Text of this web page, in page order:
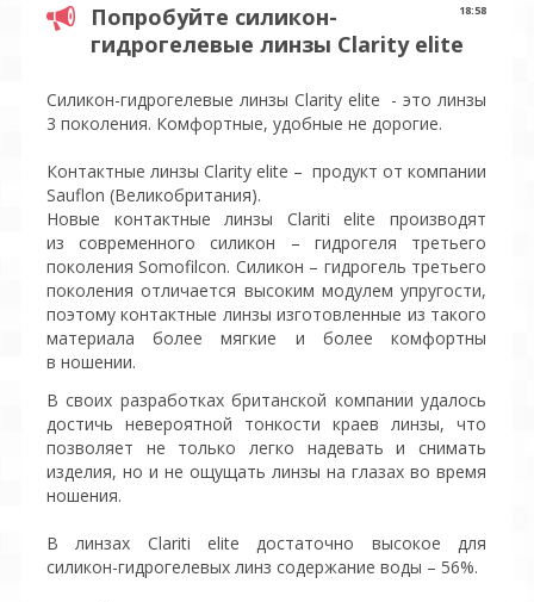
18:58
Попробуйте силикон-
гидрогелевые линзы Clarity elite
Силикон-гидрогелевые линзы Clarity elite - это линзы
3 поколения. Комфортные, удобные не дорогие.
Контактные линзы Clarity elite – продукт от компании
Sauflon (Великобритания).
Новые контактные линзы Clariti elite производят
из современного силикон – гидрогеля третьего
поколения Somofilcon. Силикон – гидрогель третьего
поколения отличается высоким модулем упругости,
поэтому контактные линзы изготовленные из такого
материала более мягкие и более комфортны
в ношении.
В своих разработках британской компании удалось
достичь невероятной тонкости краев линзы, что
позволяет не только легко надевать и снимать
изделия, но и не ощущать линзы на глазах во время
ношения.
В линзах Clariti elite достаточно высокое для
силикон-гидрогелевых линз содержание воды – 56%.